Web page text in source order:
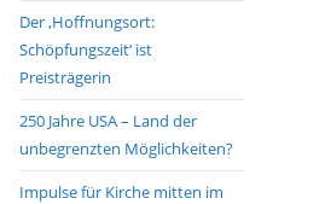
Der ‚Hoffnungsort:
Schöpfungszeit‘ ist
Preisträgerin
250 Jahre USA – Land der
unbegrenzten Möglichkeiten?
Impulse für Kirche mitten im